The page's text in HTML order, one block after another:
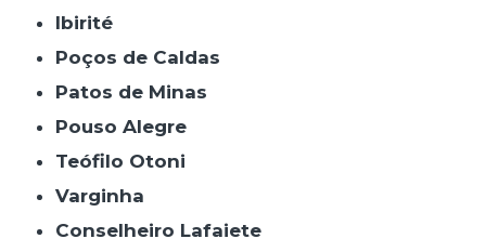
Ibirité
Poços de Caldas
Patos de Minas
Pouso Alegre
Teófilo Otoni
Varginha
Conselheiro Lafaiete